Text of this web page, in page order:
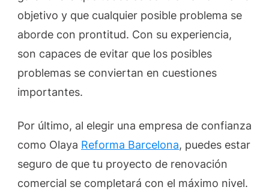
objetivo y que cualquier posible problema se
aborde con prontitud. Con su experiencia,
son capaces de evitar que los posibles
problemas se conviertan en cuestiones
importantes.
Por último, al elegir una empresa de confianza
como Olaya Reforma Barcelona, puedes estar
seguro de que tu proyecto de renovación
comercial se completará con el máximo nivel.